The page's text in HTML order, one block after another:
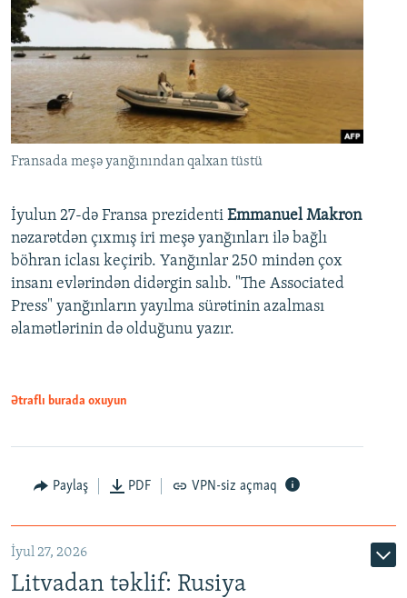
Fransada meşə yanğınından qalxan tüstü
İyulun 27-də Fransa prezidenti Emmanuel Makron
nəzarətdən çıxmış iri meşə yanğınları ilə bağlı
böhran iclası keçirib. Yanğınlar 250 mindən çox
insanı evlərindən didərgin salıb. "The Associated
Press" yanğınların yayılma sürətinin azalması
əlamətlərinin də olduğunu yazır.
Ətraflı burada oxuyun
Paylaş PDF VPN-siz açmaq
İyul 27, 2026
Litvadan təklif: Rusiya